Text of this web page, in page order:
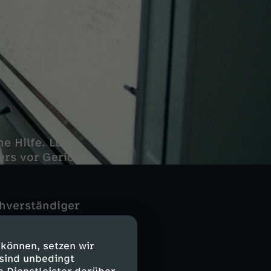
setzen wir
unbedingt
Hilfe. Lutz'
vor Gericht.
das wegen
durften.
hart